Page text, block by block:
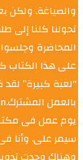
والصياغة. ولكن
تحولنا كلنا إلى
على هذا الكتاب
“لعبة كبيرة” لقد
يوم عمل فى